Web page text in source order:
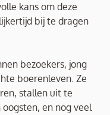
kans om deze
bij te dragen
bezoekers, jong
boerenleven. Ze
stallen uit te
en nog veel